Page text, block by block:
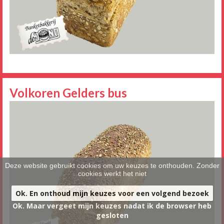
Volkoren Gelders bus
Deze website gebruikt cookies om uw keuzes te onthouden. Zonder
cookies werkt het niet
Ok. En onthoud mijn keuzes voor een volgend bezoek
Ok. Maar vergeet mijn keuzes nadat ik de browser heb
gesloten